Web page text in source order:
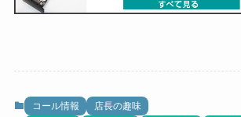
コール情報
店長の趣味